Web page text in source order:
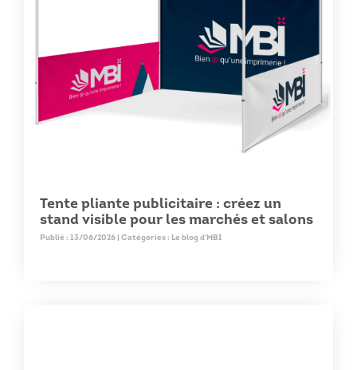
Tente pliante publicitaire : créez un
stand visible pour les marchés et salons
Publié : 13/06/2026 | Catégories : Le blog d'MBI